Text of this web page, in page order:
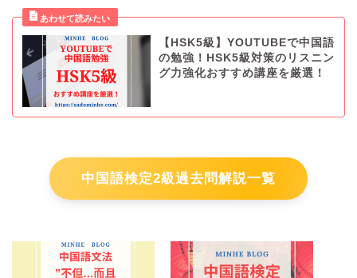
【HSK5級】YOUTUBEで中国語
の勉強！HSK5級対策のリスニン
グ力強化おすすめ講座を厳選！
中国語検定2級過去問解説一覧